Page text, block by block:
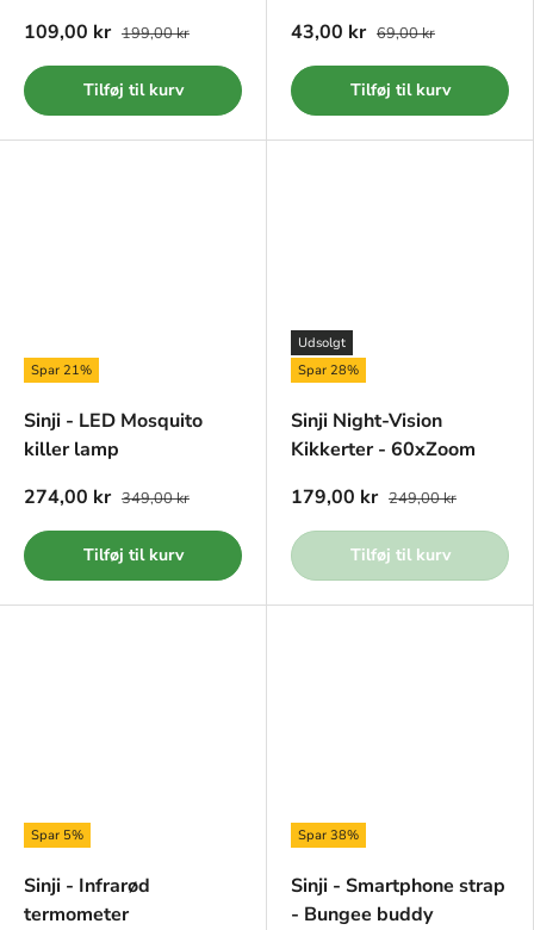
109,00 kr 199,00 kr
Tilføj til kurv
43,00 kr 69,00 kr
Tilføj til kurv
Spar 21%
Sinji - LED Mosquito
killer lamp
274,00 kr 349,00 kr
Tilføj til kurv
Udsolgt
Spar 28%
Sinji Night-Vision
Kikkerter - 60xZoom
179,00 kr 249,00 kr
Tilføj til kurv
Spar 5%
Sinji - Infrarød
termometer
Spar 38%
Sinji - Smartphone strap
- Bungee buddy